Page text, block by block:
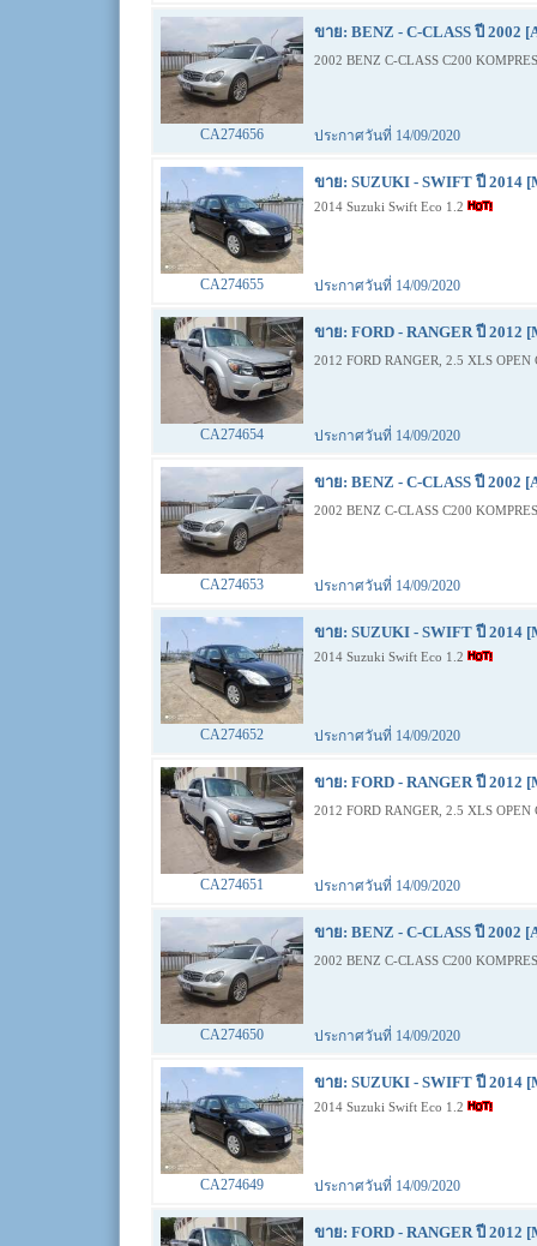
ขาย: BENZ - C-CLASS ปี 2002
2002 BENZ C-CLASS C200
CA274656 ประกาศวันที่ 14/09/2020
ขาย: SUZUKI - SWIFT ปี 2014
2014 Suzuki Swift Eco 1.2
CA274655 ประกาศวันที่ 14/09/2020
ขาย: FORD - RANGER ปี 2012
2012 FORD RANGER, 2.5 XLS
CA274654 ประกาศวันที่ 14/09/2020
ขาย: BENZ - C-CLASS ปี 2002
2002 BENZ C-CLASS C200
CA274653 ประกาศวันที่ 14/09/2020
ขาย: SUZUKI - SWIFT ปี 2014
2014 Suzuki Swift Eco 1.2
CA274652 ประกาศวันที่ 14/09/2020
ขาย: FORD - RANGER ปี 2012
2012 FORD RANGER, 2.5 XLS
CA274651 ประกาศวันที่ 14/09/2020
ขาย: BENZ - C-CLASS ปี 2002
2002 BENZ C-CLASS C200
CA274650 ประกาศวันที่ 14/09/2020
ขาย: SUZUKI - SWIFT ปี 2014
2014 Suzuki Swift Eco 1.2
CA274649 ประกาศวันที่ 14/09/2020
ขาย: FORD - RANGER ปี 2012